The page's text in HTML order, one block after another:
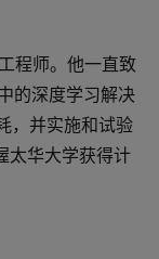
程师。他一直致
的深度学习解决
，并实施和试验
太华大学获得计